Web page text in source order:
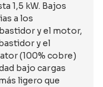
1,5 kW. Bajos
a los
y el motor,
y el
(100% cobre)
bajo cargas
ligero que